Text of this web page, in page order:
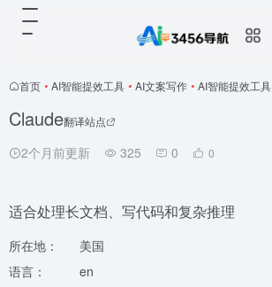
首页 • AI智能提效工具 • AI文案写作 • AI智能提效工具
Claude翻译站点
2个月前更新 325 0 0
适合处理长文档、写代码和复杂推理
所在地：
美国
语言：
en